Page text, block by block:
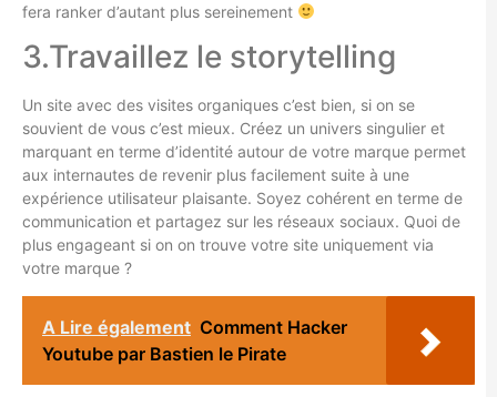
fera ranker d’autant plus sereinement
3.Travaillez le storytelling
Un site avec des visites organiques c’est bien, si on se
souvient de vous c’est mieux. Créez un univers singulier et
marquant en terme d’identité autour de votre marque permet
aux internautes de revenir plus facilement suite à une
expérience utilisateur plaisante. Soyez cohérent en terme de
communication et partagez sur les réseaux sociaux. Quoi de
plus engageant si on on trouve votre site uniquement via
votre marque ?
A Lire également Comment Hacker
Youtube par Bastien le Pirate